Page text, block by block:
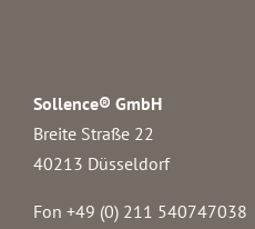
Sollence® GmbH
Breite Straße 22
40213 Düsseldorf
Fon +49 (0) 211 540747038‬